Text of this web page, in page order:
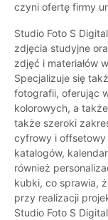
czyni ofertę firmy
Studio Foto S
zdjęcia studyjne
zdjęć i materiałów
Specjalizuje się
fotografii, oferując
kolorowych, a
także szeroki
cyfrowy i
katalogów,
również
kubki, co sprawia,
przy realizacji
Studio Foto S